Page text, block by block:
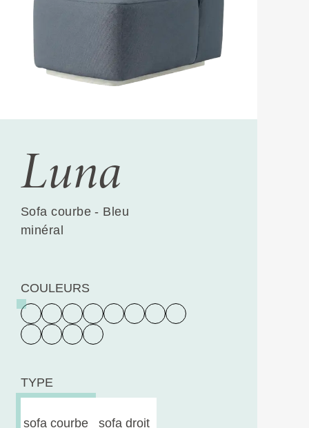
Luna
Sofa courbe - Bleu
minéral
COULEURS
TYPE
sofa courbe sofa droit